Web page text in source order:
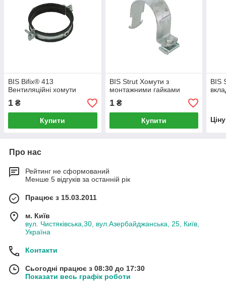
BIS Bifix® 413
Вентиляційні хомути
1 ₴
Купити
BIS Strut Хомути з
монтажними гайками
1₴
Купити
BIS
Про нас
Рейтинг не сформований
Менше 5 відгуків за останній рік
Працює з 15.03.2011
м. Київ
вул. Чистяківська,30, вул.Азербайджанська, 25, Київ,
Україна
Контакти
Сьогодні працює з 08:30 до 17:30
Показати весь графік роботи